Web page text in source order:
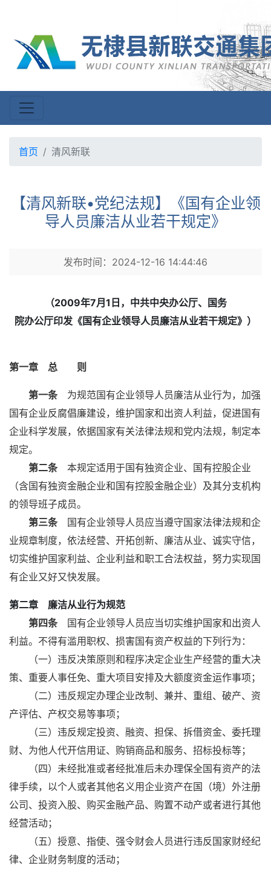
首页 清风新联
【清风新联•党纪法规】《国有企业领
导人员廉洁从业若干规定》
发布时间：2024-12-16 14:44:46
（2009年7月1日， 中共中央办公厅、国务
院办公厅印发《国有企业领导人员廉洁从业若干规定》 ）
第一章 总 则
第一条为规范国有企业领导人员廉洁从业行为，加强
国有企业反腐倡廉建设，维护国家和出资人利益，促进国有
企业科学发展，依据国家有关法律法规和党内法规，制定本
规定。
第二条本规定适用于国有独资企业、国有控股企业
（含国有独资金融企业和国有控股金融企业）及其分支机构
的领导班子成员。
第三条国有企业领导人员应当遵守国家法律法规和企
业规章制度，依法经营、开拓创新、廉洁从业、诚实守信，
切实维护国家利益、企业利益和职工合法权益，努力实现国
有企业又好又快发展。
第二章 廉洁从业行为规范
第四条国有企业领导人员应当切实维护国家和出资人
利益。不得有滥用职权、损害国有资产权益的下列行为：
（一）违反决策原则和程序决定企业生产经营的重大决
策、重要人事任免、重大项目安排及大额度资金运作事项；
（二）违反规定办理企业改制、兼并、重组、破产、资
产评估、产权交易等事项；
（三）违反规定投资、融资、担保、拆借资金、委托理
财、为他人代开信用证、购销商品和服务、招标投标等；
（四）未经批准或者经批准后未办理保全国有资产的法
律手续，以个人或者其他名义用企业资产在国（境）外注册
公司、投资入股、购买金融产品、购置不动产或者进行其他
经营活动；
（五）授意、指使、强令财会人员进行违反国家财经纪
律、企业财务制度的活动；